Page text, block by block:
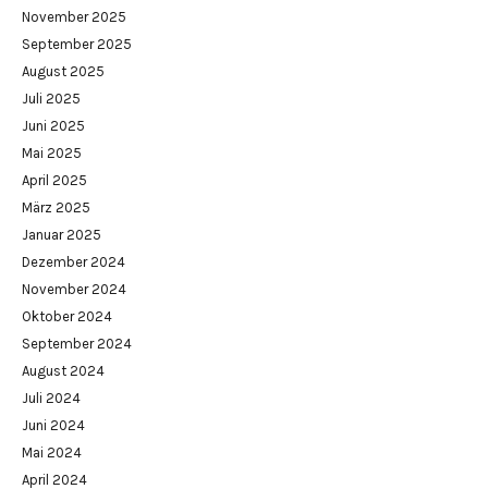
November 2025
September 2025
August 2025
Juli 2025
Juni 2025
Mai 2025
April 2025
März 2025
Januar 2025
Dezember 2024
November 2024
Oktober 2024
September 2024
August 2024
Juli 2024
Juni 2024
Mai 2024
April 2024